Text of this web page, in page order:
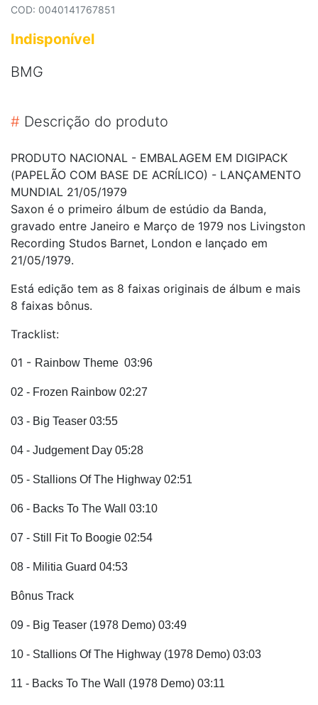
COD: 0040141767851
Indisponível
BMG
# Descrição do produto
PRODUTO NACIONAL - EMBALAGEM EM DIGIPACK
(PAPELÃO COM BASE DE ACRÍLICO) - LANÇAMENTO
MUNDIAL 21/05/1979
Saxon é o primeiro álbum de estúdio da Banda,
gravado entre Janeiro e Março de 1979 nos Livingston
Recording Studos Barnet, London e lançado em
21/05/1979.
Está edição tem as 8 faixas originais de álbum e mais
8 faixas bônus.
Tracklist:
01 - Rainbow Theme 03:96
02 - Frozen Rainbow 02:27
03 - Big Teaser 03:55
04 - Judgement Day 05:28
05 - Stallions Of The Highway 02:51
06 - Backs To The Wall 03:10
07 - Still Fit To Boogie 02:54
08 - Militia Guard 04:53
Bônus Track
09 - Big Teaser (1978 Demo) 03:49
10 - Stallions Of The Highway (1978 Demo) 03:03
11 - Backs To The Wall (1978 Demo) 03:11